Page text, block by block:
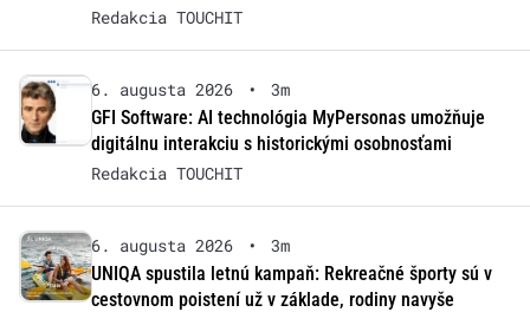
Redakcia TOUCHIT
6. augusta 2026 •
3m
GFI Software: AI technológia MyPersonas umožňuje
digitálnu interakciu s historickými osobnosťami
Redakcia TOUCHIT
6. augusta 2026 •
3m
UNIQA spustila letnú kampaň: Rekreačné športy sú v
cestovnom poistení už v základe, rodiny navyše